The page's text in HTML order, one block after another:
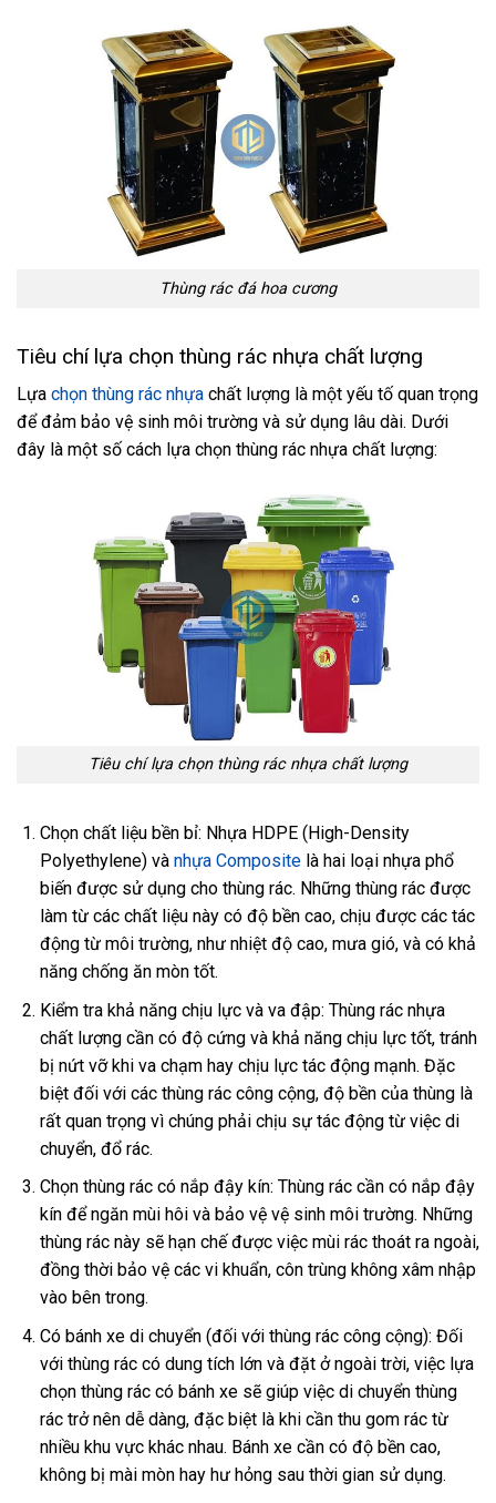
Thùng rác đá hoa cương
Tiêu chí lựa chọn thùng rác nhựa chất lượng
Lựa chọn thùng rác nhựa chất lượng là một yếu tố quan trọng
để đảm bảo vệ sinh môi trường và sử dụng lâu dài. Dưới
đây là một số cách lựa chọn thùng rác nhựa chất lượng:
Tiêu chí lựa chọn thùng rác nhựa chất lượng
Chọn chất liệu bền bỉ: Nhựa HDPE (High-Density
Polyethylene) và nhựa Compositelà hai loại nhựa phổ
biến được sử dụng cho thùng rác. Những thùng rác được
làm từ các chất liệu này có độ bền cao, chịu được các tác
động từ môi trường, như nhiệt độ cao, mưa gió, và có khả
năng chống ăn mòn tốt.
Kiểm tra khả năng chịu lực và va đập: Thùng rác nhựa
chất lượng cần có độ cứng và khả năng chịu lực tốt, tránh
bị nứt vỡ khi va chạm hay chịu lực tác động mạnh. Đặc
biệt đối với các thùng rác công cộng, độ bền của thùng là
rất quan trọng vì chúng phải chịu sự tác động từ việc di
chuyển, đổ rác.
Chọn thùng rác có nắp đậy kín: Thùng rác cần có nắp đậy
kín để ngăn mùi hôi và bảo vệ vệ sinh môi trường. Những
thùng rác này sẽ hạn chế được việc mùi rác thoát ra ngoài,
đồng thời bảo vệ các vi khuẩn, côn trùng không xâm nhập
vào bên trong.
Có bánh xe di chuyển (đối với thùng rác công cộng): Đối
với thùng rác có dung tích lớn và đặt ở ngoài trời, việc lựa
chọn thùng rác có bánh xe sẽ giúp việc di chuyển thùng
rác trở nên dễ dàng, đặc biệt là khi cần thu gom rác từ
nhiều khu vực khác nhau. Bánh xe cần có độ bền cao,
không bị mài mòn hay hư hỏng sau thời gian sử dụng.